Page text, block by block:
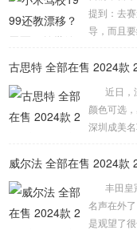
提到：去
导，而且
米驾校计
车主的驾
佳的人群
及。 此事
近日，
颜色可选
深圳成美
丰田皇
名声在外
是观望了